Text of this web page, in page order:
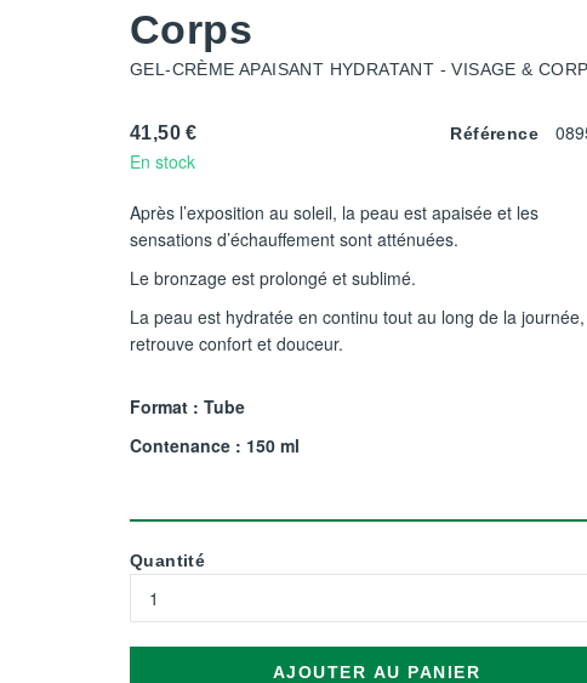
Corps
GEL-CRÈME APAISANT HYDRATANT - VISAGE &
41,50 €
En stock
Référence
Après l’exposition au soleil, la peau est apaisée et les
sensations d’échauffement sont atténuées.
Le bronzage est prolongé et sublimé.
La peau est hydratée en continu tout au long de la
retrouve confort et douceur.
Format : Tube
Contenance : 150 ml
Quantité
AJOUTER AU PANIER